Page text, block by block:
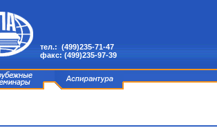
тел.: (499)235-71-47
факс: (499)235-97-39